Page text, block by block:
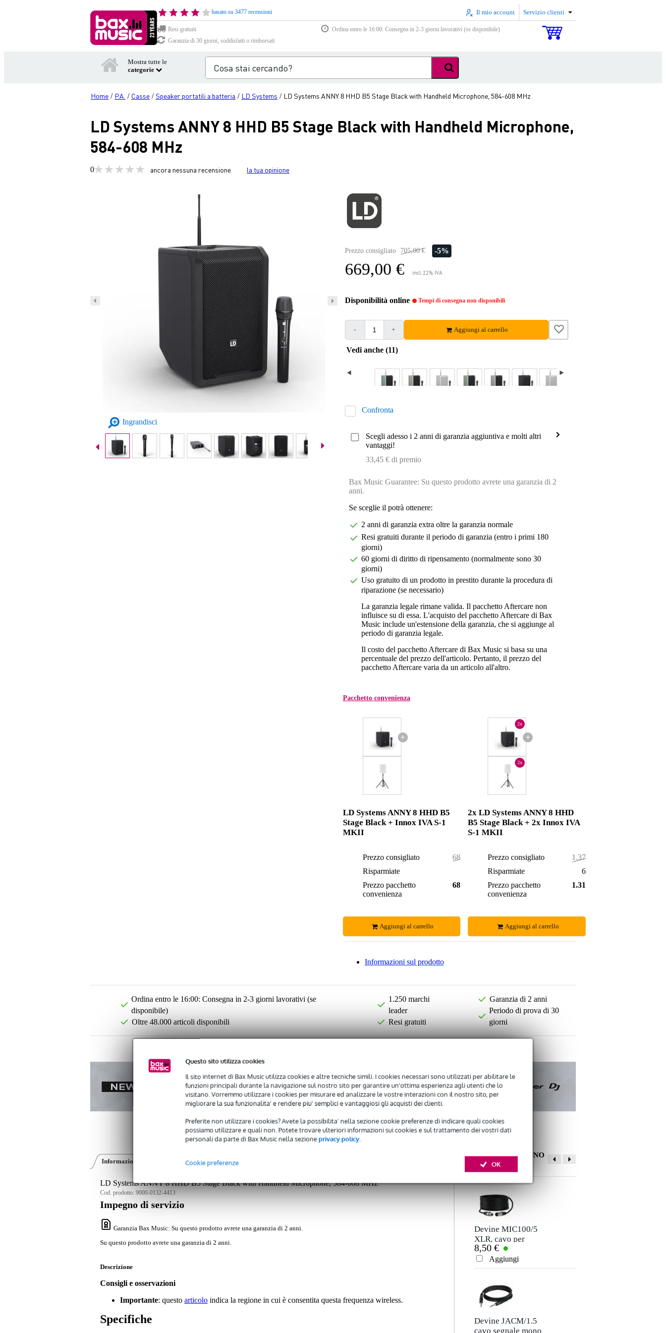
Questo sito utilizza cookies
Il sito internet di Bax Music utilizza cookies e altre tecniche simili. I cookies necessari sono utilizzati per abilitare le
funzioni principali durante la navigazione sul nostro sito per garantire un'ottima esperienza agli utenti che lo
visitano. Vorremmo utilizzare i cookies per misurare ed analizzare le vostre interazioni con il nostro sito, per
migliorare la sua funzionalita' e rendere piu' semplici e vantaggiosi gli acquisti dei clienti.
Preferite non utilizzare i cookies? Avete la possibilita' nella sezione cookie preferenze di indicare quali cookies
possiamo utilizzare e quali non. Potete trovare ulteriori informazioni sui cookies e sul trattamento dei vostri dati
personali da parte di Bax Music nella sezioneprivacy policy.
OK
Cookie preferenze
basato su 3477 recensioni Il mio account Servizio clienti
Resi gratuiti
Ordina entro le 16:00: Consegna in 2-3 giorni lavorativi (se disponibile)
Garanzia di 30 giorni, soddisfatti o rimborsati
Mostra tutte le
categorie
Home / P.A. / Casse /Speaker portatili a batteria / LD Systems / LD Systems ANNY 8 HHD B5 Stage Black with Handheld Microphone, 584-608 MHz
LD Systems ANNY 8 HHD B5 Stage Black with Handheld Microphone,
584-608 MHz
0 ancora nessuna recensione la tua opinione
Ingrandisci
Prezzo consigliato 705,00 € -5%
669,00 € incl. 22% IVA
Disponibilità online Tempi di consegna non disponibili
- + Aggiungi al carrello
Vedi anche (11)
Confronta
Scegli adesso i 2 anni di garanzia aggiuntiva e molti altri
vantaggi!
33,45 € di premio
Bax Music Guarantee: Su questo prodotto avrete una garanzia di 2
anni.
Se sceglie il potrà ottenere:
2 anni di garanzia extra oltre la garanzia normale
Resi gratuiti durante il periodo di garanzia (entro i primi 180
giorni)
60 giorni di diritto di ripensamento (normalmente sono 30
giorni)
Uso gratuito di un prodotto in prestito durante la procedura di
riparazione (se necessario)
La garanzia legale rimane valida. Il pacchetto Aftercare non
influisce su di essa. L'acquisto del pacchetto Aftercare di Bax
Music include un'estensione della garanzia, che si aggiunge al
periodo di garanzia legale.
Il costo del pacchetto Aftercare di Bax Music si basa su una
percentuale del prezzo dell'articolo. Pertanto, il prezzo del
pacchetto Aftercare varia da un articolo all'altro.
Pacchetto convenienza
+
LD Systems ANNY 8 HHD B5
Stage Black + Innox IVA S-1
MKII
Prezzo consigliato
688,95 €
Risparmiate
Prezzo pacchetto
convenienza
686,00 €
Aggiungi al carrello
+
2x
2x
2x LD Systems ANNY 8 HHD
B5 Stage Black + 2x Innox IVA
S-1 MKII
Prezzo consigliato
1.377,90 €
Risparmiate
61,90 €
Prezzo pacchetto
convenienza
1.316,00 €
Aggiungi al carrello
Informazioni sul prodotto
Ordina entro le 16:00: Consegna in 2-3 giorni lavorativi (se
disponibile)
Oltre 48.000 articoli disponibili
1.250 marchi
leader
Resi gratuiti
Garanzia di 2 anni
Periodo di prova di 30
giorni
Informazioni sul prodotto Recensioni(0) Download (1)
LD Systems ANNY 8 HHD B5 Stage Black with Handheld Microphone, 584-608 MHz
Cod. prodotto: 9000-0132-4413
Impegno di servizio
Garanzia Bax Music: Su questo prodotto avrete una garanzia di 2 anni.
Su questo prodotto avrete una garanzia di 2 anni.
Descrizione
Consigli e osservazioni
Importante: questo articolo indica la regione in cui è consentita questa frequenza wireless.
Specifiche
La tua opinione
Soprannome
Valutazione
Non ci sono ancora recensioni per questo prodotto.
ALTRI CLIENTI HANNO
COMPRATO ANCHE
Devine MIC100/5
XLR, cavo per
microfono e
segnale, 5 m
8,50 €
Aggiungi
Devine JACM/1.5
cavo segnale mono